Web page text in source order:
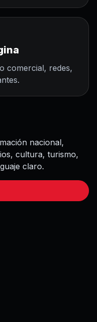
comercial, redes,
nacional,
cultura, turismo,
claro.